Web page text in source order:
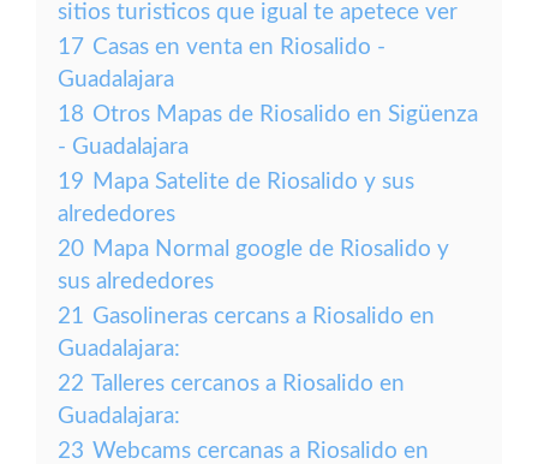
sitios turisticos que igual te apetece ver
17 Casas en venta en Riosalido -
Guadalajara
18 Otros Mapas de Riosalido en Sigüenza
- Guadalajara
19 Mapa Satelite de Riosalido y sus
alrededores
20 Mapa Normal google de Riosalido y
sus alrededores
21 Gasolineras cercans a Riosalido en
Guadalajara:
22 Talleres cercanos a Riosalido en
Guadalajara:
23 Webcams cercanas a Riosalido en